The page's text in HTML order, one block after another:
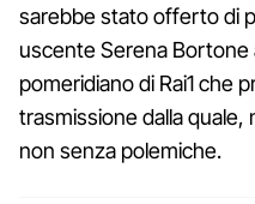
sarebbe stato offerto di
uscente Serena Bortone
pomeridiano di Rai1 che
trasmissione dalla quale,
non senza polemiche.